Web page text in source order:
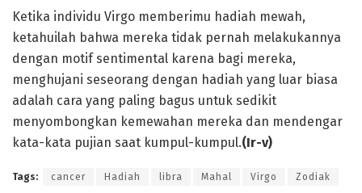
Ketika individu Virgo memberimu hadiah mewah,
ketahuilah bahwa mereka tidak pernah melakukannya
dengan motif sentimental karena bagi mereka,
menghujani seseorang dengan hadiah yang luar biasa
adalah cara yang paling bagus untuk sedikit
menyombongkan kemewahan mereka dan mendengar
kata-kata pujian saat kumpul-kumpul.(Ir-v)
Tags: cancer Hadiah libra Mahal Virgo Zodiak